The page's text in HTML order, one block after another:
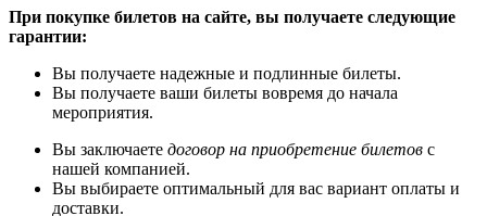
При покупке билетов на сайте, вы получаете следующие
гарантии:
Вы получаете надежные и подлинные билеты.
Вы получаете ваши билеты вовремя до начала
мероприятия.
Вы заключаете договор на приобретение билетов с
нашей компанией.
Вы выбираете оптимальный для вас вариант оплаты и
доставки.